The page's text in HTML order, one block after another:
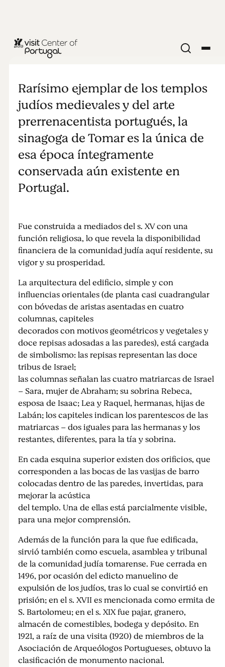
ARQUEOLOGÍA Y PATRIMONIO
Sinagoga de
Tomar
Rarísimo ejemplar de los templos
judíos medievales y del arte
prerrenacentista portugués, la
sinagoga de Tomar es la única de
esa época íntegramente
conservada aún existente en
Portugal.
Fue construida a mediados del s. XV con una
función religiosa, lo que revela la disponibilidad
financiera de la comunidad judía aquí residente, su
vigor y su prosperidad.
La arquitectura del edificio, simple y con
influencias orientales (de planta casi cuadrangular
con bóvedas de aristas asentadas en cuatro
columnas, capiteles
decorados con motivos geométricos y vegetales y
doce repisas adosadas a las paredes), está cargada
de simbolismo: las repisas representan las doce
tribus de Israel;
las columnas señalan las cuatro matriarcas de Israel
– Sara, mujer de Abraham; su sobrina Rebeca,
esposa de Isaac; Lea y Raquel, hermanas, hijas de
Labán; los capiteles indican los parentescos de las
matriarcas – dos iguales para las hermanas y los
restantes, diferentes, para la tía y sobrina.
En cada esquina superior existen dos orificios, que
corresponden a las bocas de las vasijas de barro
colocadas dentro de las paredes, invertidas, para
mejorar la acústica
del templo. Una de ellas está parcialmente visible,
para una mejor comprensión.
Además de la función para la que fue edificada,
sirvió también como escuela, asamblea y tribunal
de la comunidad judía tomarense. Fue cerrada en
1496, por ocasión del edicto manuelino de
expulsión de los judíos, tras lo cual se convirtió en
prisión; en el s. XVII es mencionada como ermita de
S. Bartolomeu; en el s. XIX fue pajar, granero,
almacén de comestibles, bodega y depósito. En
1921, a raíz de una visita (1920) de miembros de la
Asociación de Arqueólogos Portugueses, obtuvo la
clasificación de monumento nacional.